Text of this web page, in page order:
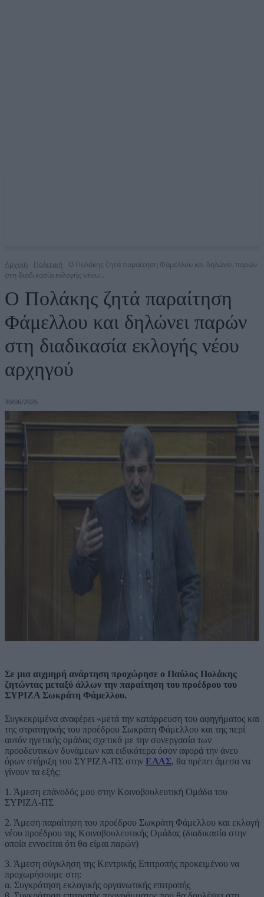
Αρχική Πολιτική
Ο Πολάκης ζητά παραίτηση Φάμελλου και δηλώνει παρών
στη διαδικασία εκλογής νέου...
Ο Πολάκης ζητά παραίτηση
Φάμελλου και δηλώνει παρών
στη διαδικασία εκλογής νέου
αρχηγού
30/06/2026
Σε μια αιχμηρή ανάρτηση προχώρησε ο Παύλος Πολάκης
ζητώντας μεταξύ άλλων την παραίτηση του προέδρου του
ΣΥΡΙΖΑ Σωκράτη Φάμελλου.
Συγκεκριμένα αναφέρει «μετά την κατάρρευση του αφηγήματος και
της στρατηγικής του προέδρου Σωκράτη Φάμελλου και της περί
αυτόν ηγετικής ομάδας σχετικά με την συνεργασία των
προοδευτικών δυνάμεων και ειδικότερα όσον αφορά την άνευ
όρων στήριξη του ΣΥΡΙΖΑ-ΠΣ στην ΕΛΑΣ, θα πρέπει άμεσα να
γίνουν τα εξής:
1. Άμεση επάνοδός μου στην Κοινοβουλευτική Ομάδα του
ΣΥΡΙΖΑ-ΠΣ
2. Άμεση παραίτηση του προέδρου Σωκράτη Φάμελλου και εκλογή
νέου προέδρου της Κοινοβουλευτικής Ομάδας (διαδικασία στην
οποία εννοείται ότι θα είμαι παρών)
3. Άμεση σύγκληση της Κεντρικής Επιτροπής προκειμένου να
προχωρήσουμε στη:
α. ⁠Συγκρότηση εκλογικής οργανωτικής επιτροπής